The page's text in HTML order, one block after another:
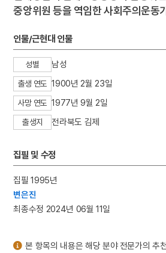
9 용주사 대웅전 후불탱화
10 원가
1 손곡산인전
2
3 일제강점기
4 허후
5 금성대군
8
10 원가
중앙위원 등을 역임한 사회주의운동
인물/근현대 인물
성별 남성
출생 연도 1900년 2월 23일
사망 연도 1977년 9월 2일
출생지 전라북도 김제
집필 및 수정
집필 1995년
변은진
최종수정 2024년 06월 11일
본 항목의 내용은 해당 분야 전문가의 추